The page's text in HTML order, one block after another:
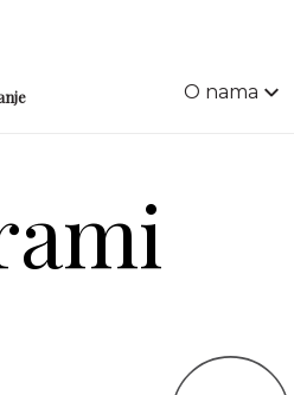
O nama